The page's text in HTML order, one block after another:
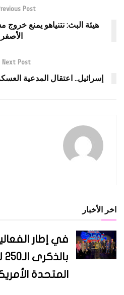
Post
هيئة البث: نتنياهو يمنع
Next Post
إسرائيل.. اعتقال المدعية
اخر الأخبار
في إطار
المتحدة